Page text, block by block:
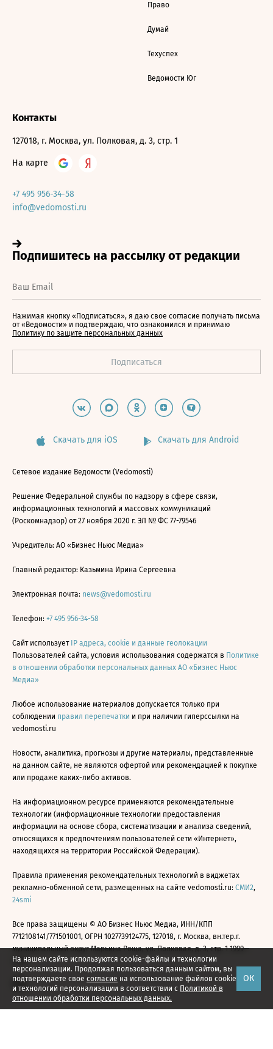
На нашем сайте используются cookie-файлы и технологии
персонализации. Продолжая пользоваться данным сайтом, вы
подтверждаете свое согласие на использование файлов cookie
и технологий персонализации в соответствии с Политикой в
отношении обработки персональных данных.
ОК
Право
Думай
Техуспех
Ведомости Юг
Контакты
127018, г. Москва, ул. Полковая, д. 3, стр. 1
На карте
+7 495 956-34-58
info@vedomosti.ru
Нажимая кнопку «Подписаться», я даю свое согласие получать письма
от «Ведомости» и подтверждаю, что ознакомился и принимаю
Политику по защите персональных данных
Скачать для iOS Скачать для Android
Сетевое издание Ведомости (Vedomosti)
Решение Федеральной службы по надзору в сфере связи,
информационных технологий и массовых коммуникаций
(Роскомнадзор) от 27 ноября 2020 г. ЭЛ № ФС 77-79546
Учредитель: АО «Бизнес Ньюс Медиа»
Главный редактор: Казьмина Ирина Сергеевна
Электронная почта: news@vedomosti.ru
Телефон: +7 495 956-34-58
Сайт использует IP адреса, cookie и данные геолокации
Пользователей сайта, условия использования содержатся в Политике
в отношении обработки персональных данных АО «Бизнес Ньюс
Медиа»
Любое использование материалов допускается только при
соблюдении правил перепечатки и при наличии гиперссылки на
vedomosti.ru
Новости, аналитика, прогнозы и другие материалы, представленные
на данном сайте, не являются офертой или рекомендацией к покупке
или продаже каких-либо активов.
На информационном ресурсе применяются рекомендательные
технологии (информационные технологии предоставления
информации на основе сбора, систематизации и анализа сведений,
относящихся к предпочтениям пользователей сети «Интернет»,
находящихся на территории Российской Федерации).
Правила применения рекомендательных технологий в виджетах
рекламно-обменной сети, размещенных на сайте vedomosti.ru: СМИ2,
24smi
Все права защищены © АО Бизнес Ньюс Медиа, ИНН/КПП
7712108141/771501001, ОГРН 1027739124775, 127018, г. Москва, вн.тер.г.
муниципальный округ Марьина Роща, ул. Полковая, д. 3, стр. 1 1999—
2026